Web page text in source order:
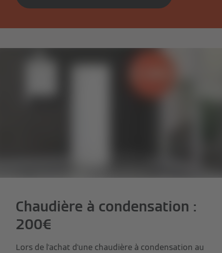
Chaudière à condensation :
200€
Lors de l'achat d'une chaudière à condensation au